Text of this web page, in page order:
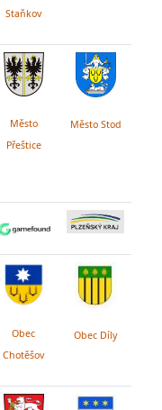
Staňkov
Město
Přeštice
Město Stod
Obec
Chotěšov
Obec Díly